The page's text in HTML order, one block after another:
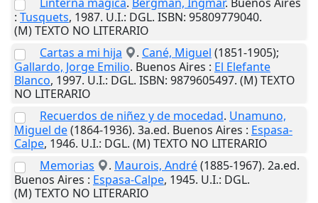
Linterna mágica. Bergman, Ingmar. Buenos Aires
: Tusquets, 1987. U.I.: DGL. ISBN: 95809779040.
(M) TEXTO NO LITERARIO
Cartas a mi hija
. Cané, Miguel (1851-1905);
Gallardo, Jorge Emilio. Buenos Aires : El Elefante
Blanco, 1997. U.I.: DGL. ISBN: 9879605497. (M) TEXTO
NO LITERARIO
Recuerdos de niñez y de mocedad. Unamuno,
Miguel de(1864-1936). 3a.ed. Buenos Aires : Espasa-
Calpe, 1946. U.I.: DGL. (M) TEXTO NO LITERARIO
Memorias
. Maurois, André(1885-1967). 2a.ed.
Buenos Aires : Espasa-Calpe, 1945. U.I.: DGL.
(M) TEXTO NO LITERARIO